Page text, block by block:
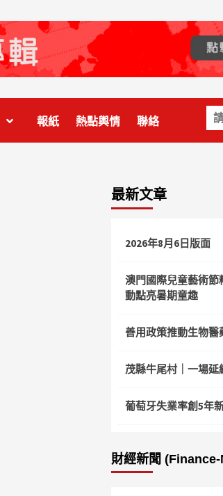
關
鍵
字:
報紙 熱點輿情 聯絡
最新文章
2026年8月6日版面
澳門國際兒童藝術節
動點亮暑期童趣
善用政策推動生物醫
茂縣牛尾村｜一場
葡萄牙失業率創5年
財經新聞